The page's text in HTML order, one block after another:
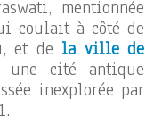
mentionnée
coulait à côté de
et de la ville de
une cité antique
inexplorée par